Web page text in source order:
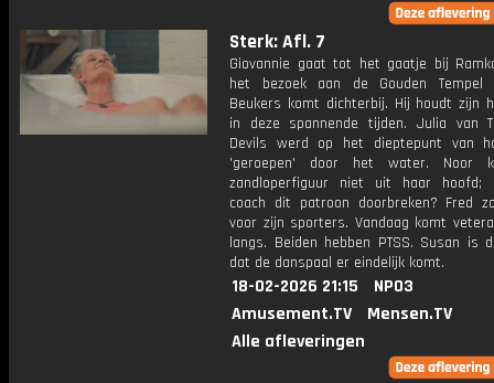
Sterk: Afl. 7
Giovannie gaat tot het gaatje bij
het bezoek aan de Gouden Tempel
Beukers komt dichterbij. Hij houdt zijn
in deze spannende tijden. Julia van
Devils werd op het dieptepunt van
'geroepen' door het water. Noor
zandloperfiguur niet uit haar hoofd;
coach dit patroon doorbreken? Fred
voor zijn sporters. Vandaag komt
langs. Beiden hebben PTSS. Susan is
dat de danspaal er eindelijk komt.
18-02-2026 21:15
NPO3
Amusement.TV
Mensen.TV
Alle afleveringen